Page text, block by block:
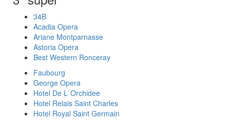
34B
Acadia Opera
Ariane Montparnasse
Astoria Opera
Best Western Ronceray
Faubourg
George Opera
Hotel De L`Orchidee
Hotel Relais Saint Charles
Hotel Royal Saint Germain